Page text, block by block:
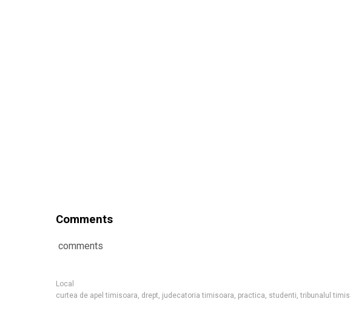
Comments
comments
Local
curtea de apel timisoara, drept, judecatoria timisoara, practica, studenti,tribunalul timis